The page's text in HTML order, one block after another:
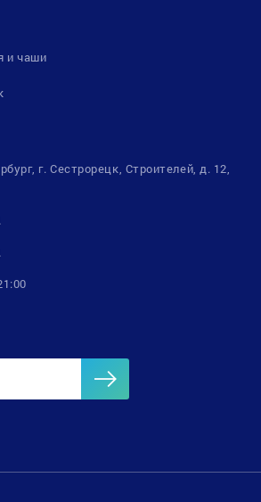
и чаши
г. Сестрорецк, Строителей, д. 12,